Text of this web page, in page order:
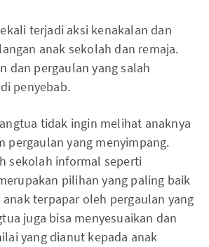
terjadi aksi kenakalan dan
anak sekolah dan remaja.
dan pergaulan yang salah
penyebab.
tidak ingin melihat anaknya
pergaulan yang menyimpang.
sekolah informal seperti
pilihan yang paling baik
terpapar oleh pergaulan yang
juga bisa menyesuaikan dan
yang dianut kepada anak